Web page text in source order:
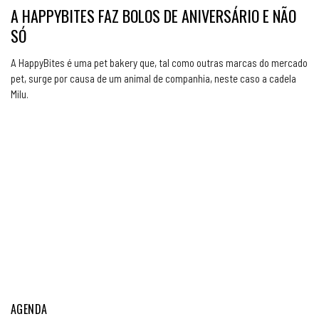
A HAPPYBITES FAZ BOLOS DE ANIVERSÁRIO E NÃO
SÓ
A HappyBites é uma pet bakery que, tal como outras marcas do mercado
pet, surge por causa de um animal de companhia, neste caso a cadela
Milu.
AGENDA